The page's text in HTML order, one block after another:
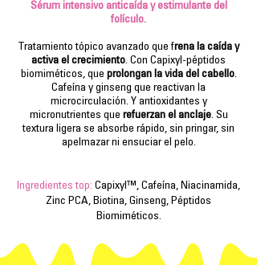
Sérum intensivo anticaída y estimulante del
folículo.
Tratamiento tópico avanzado que frena la caída y
activa el crecimiento. Con Capixyl-péptidos
biomiméticos, que prolongan la vida del cabello.
Cafeína y ginseng que reactivan la
microcirculación. Y antioxidantes y
micronutrientes que refuerzan el anclaje. Su
textura ligera se absorbe rápido, sin pringar, sin
apelmazar ni ensuciar el pelo.
Ingredientes top: Capixyl™, Cafeína, Niacinamida,
Zinc PCA, Biotina, Ginseng, Péptidos
Biomiméticos.